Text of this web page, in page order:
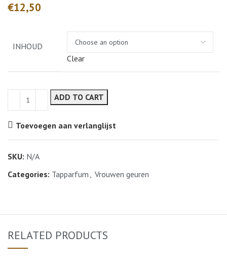
€
INHOUD
Clear
ADD TO CART
Toevoegen aan verlanglijst
SKU: N/A
Categories: Tapparfum , Vrouwen geuren
RELATED PRODUCTS